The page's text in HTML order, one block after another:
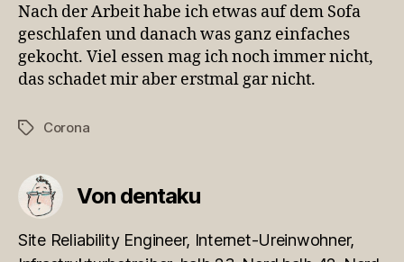
Nach der Arbeit habe ich etwas auf dem Sofa
geschlafen und danach was ganz einfaches
gekocht. Viel essen mag ich noch immer nicht,
das schadet mir aber erstmal gar nicht.
Schlagwörter
Corona
Von dentaku
Site Reliability Engineer, Internet-Ureinwohner,